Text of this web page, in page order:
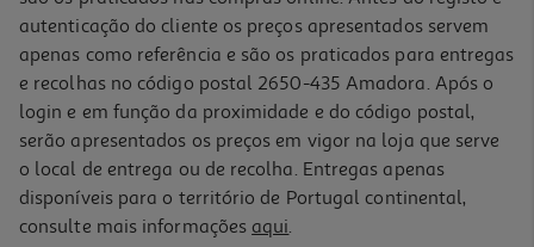
autenticação do cliente os preços apresentados servem
apenas como referência e são os praticados para entregas
e recolhas no código postal 2650-435 Amadora. Após o
login e em função da proximidade e do código postal,
serão apresentados os preços em vigor na loja que serve
o local de entrega ou de recolha. Entregas apenas
disponíveis para o território de Portugal continental,
consulte mais informações aqui.